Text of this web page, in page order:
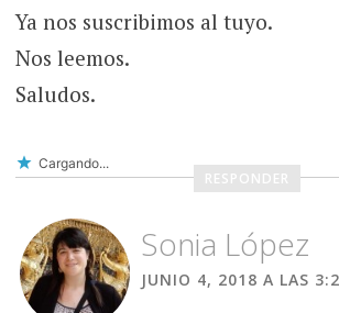
Ya nos suscribimos al tuyo.
Nos leemos.
Saludos.
Cargando...
RESPONDER
Sonia López
JUNIO 4, 2018 A LAS